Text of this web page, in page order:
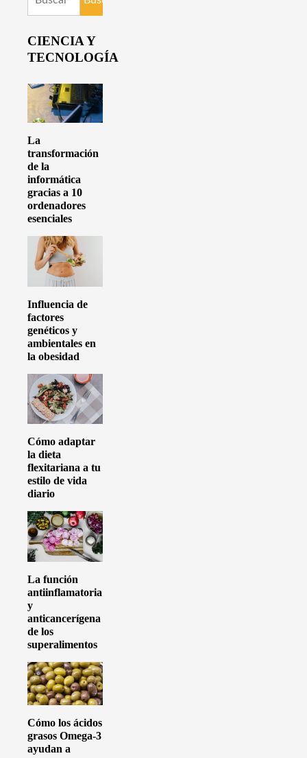
CIENCIA Y
TECNOLOGÍA
La
transformación
de la
informática
gracias a 10
ordenadores
esenciales
Influencia de
factores
genéticos y
ambientales en
la obesidad
Cómo adaptar
la dieta
flexitariana a tu
estilo de vida
diario
La función
antiinflamatoria
y
anticancerígena
de los
superalimentos
Cómo los ácidos
grasos Omega-3
ayudan a